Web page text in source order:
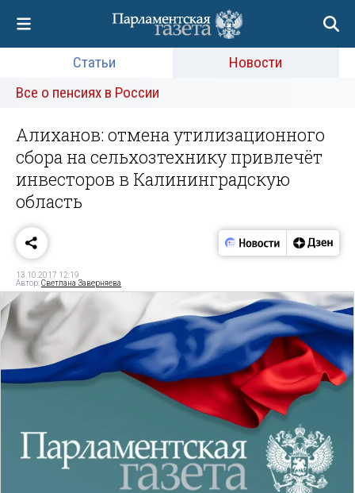
Статьи
Новости
Все о пенсиях в России
Алиханов: отмена утилизационного
сбора на сельхозтехнику привлечёт
инвесторов в Калининградскую
область
13.10.2017 12:19
Автор:Светлана Заверняева